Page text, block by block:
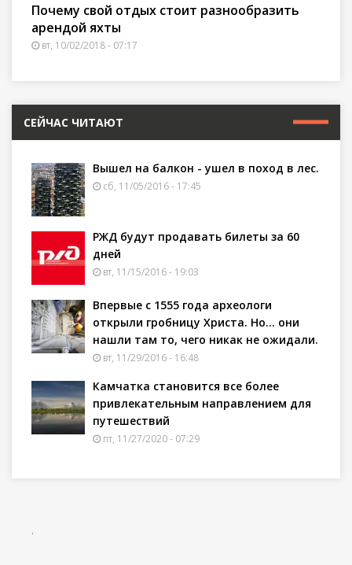
Почему свой отдых стоит разнообразить
арендой яхты
вт, 10/02/2018 - 07:17
СЕЙЧАС ЧИТАЮТ
Вышел на балкон - ушел в поход в лес.
сб, 11/05/2016 - 17:45
РЖД будут продавать билеты за 60
дней
вт, 11/15/2016 - 19:03
Впервые с 1555 года археологи
открыли гробницу Христа. Но… они
нашли там то, чего никак не ожидали.
вт, 11/29/2016 - 16:48
Камчатка становится все более
привлекательным направлением для
путешествий
пт, 11/27/2020 - 07:29
.